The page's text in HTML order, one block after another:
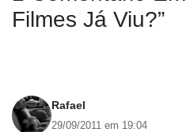
Filmes Já Viu?”
Rafael
29/09/2011 em 19:04